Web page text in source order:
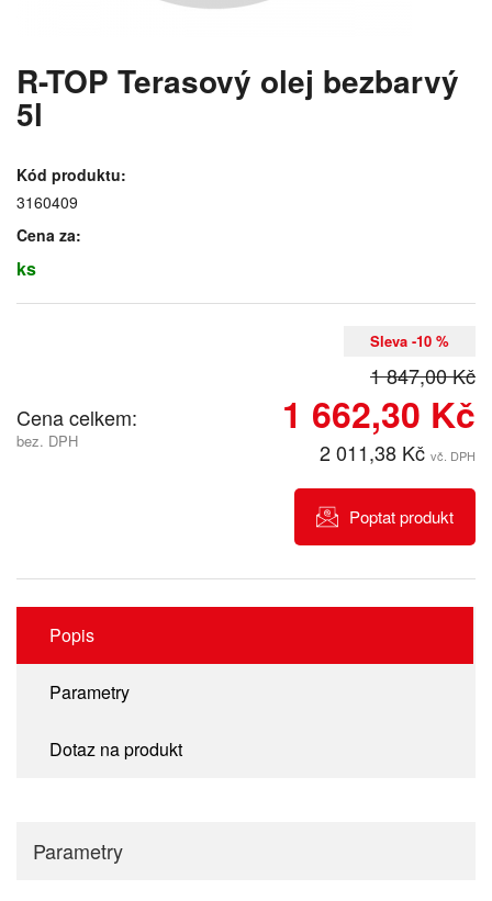
R-TOP Terasový olej bezbarvý
5l
Kód produktu:
3160409
Cena za:
ks
Sleva -10 %
1 847,00 Kč
Cena celkem:
bez. DPH
1 662,30 Kč
2 011,38 Kč vč. DPH
Poptat produkt
Popis
Parametry
Dotaz na produkt
Parametry